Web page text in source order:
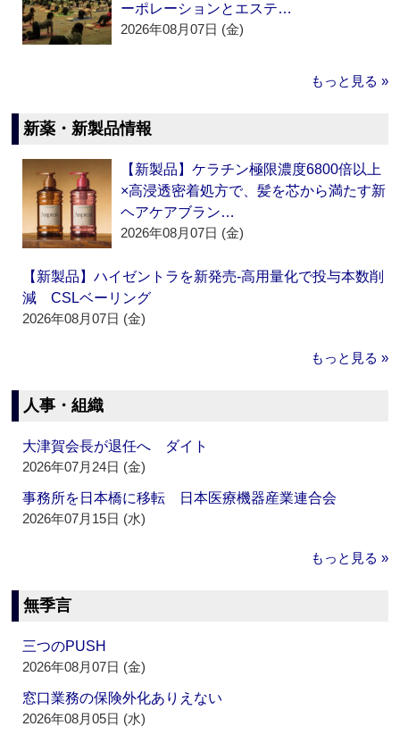
ーポレーションとエステ…
2026年08月07日 (金)
もっと見る »
新薬・新製品情報
【新製品】ケラチン極限濃度6800倍以上
×高浸透密着処方で、髪を芯から満たす新
ヘアケアブラン…
2026年08月07日 (金)
【新製品】ハイゼントラを新発売‐高用量化で投与本数削
減 CSLベーリング
2026年08月07日 (金)
もっと見る »
人事・組織
大津賀会長が退任へ ダイト
2026年07月24日 (金)
事務所を日本橋に移転 日本医療機器産業連合会
2026年07月15日 (水)
もっと見る »
無季言
三つのPUSH
2026年08月07日 (金)
窓口業務の保険外化ありえない
2026年08月05日 (水)